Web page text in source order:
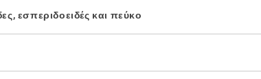
εσπεριδοειδές και πεύκο